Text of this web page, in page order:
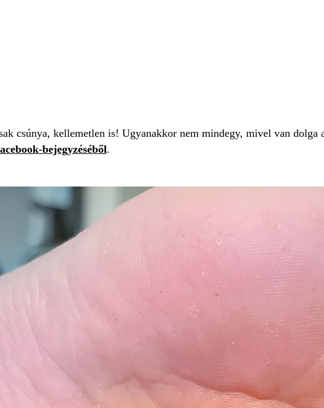
csúnya, kellemetlen is! Ugyanakkor nem mindegy, mivel van dolga
bejegyzéséből.